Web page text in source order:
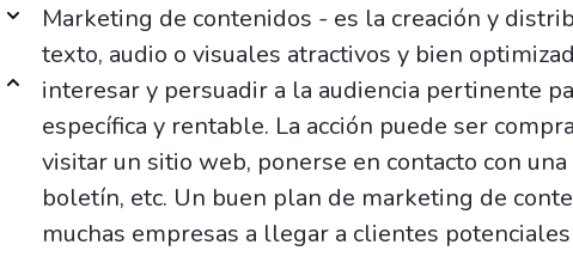
Marketing de contenidos - es la creación y
texto, audio o visuales atractivos y bien
interesar y persuadir a la audiencia pertinente
específica y rentable. La acción puede ser
visitar un sitio web, ponerse en contacto con
boletín, etc. Un buen plan de marketing de
muchas empresas a llegar a clientes